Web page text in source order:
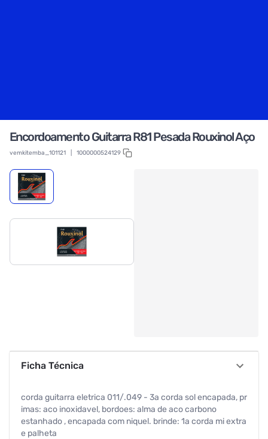
Encordoamento Guitarra R81 Pesada Rouxinol Aço
vemkitemba_101121 1000000524129
Ficha Técnica
corda guitarra eletrica 011/.049 - 3a corda sol encapada, pr
imas: aco inoxidavel, bordoes: alma de aco carbono
estanhado , encapada com niquel. brinde: 1a corda mi extra
e palheta